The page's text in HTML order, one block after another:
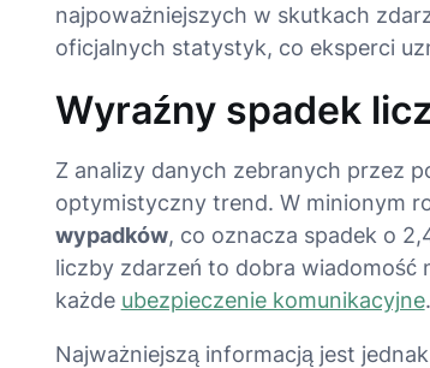
najpoważniejszych w skutkach
oficjalnych statystyk, co eksperci
Wyraźny spadek
Z analizy danych zebranych przez
optymistyczny trend. W minionym
wypadków, co oznacza spadek o
liczby zdarzeń to dobra wiadomość
każde ubezpieczenie komunikacyjne.
Najważniejszą informacją jest